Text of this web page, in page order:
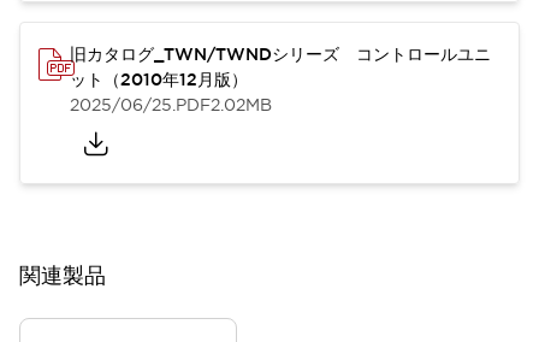
旧カタログ_TWN/TWNDシリーズ コントロールユニ
ット（2010年12月版）
2025/06/25.PDF2.02MB
関連製品